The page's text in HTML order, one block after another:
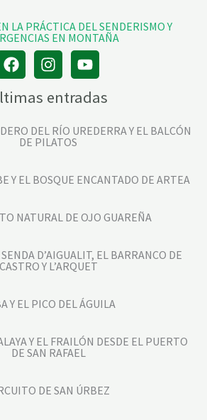
entradas
DEL RÍO UREDERRA Y EL BALCÓN
DE PILATOS
Y EL BOSQUE ENCANTADO DE ARTEA
NATURAL DE OJO GUAREÑA
D’AIGUALIT, EL BARRANCO DE
CASTRO Y L’ARQUET
Y EL PICO DEL ÁGUILA
Y EL FRAILÓN DESDE EL PUERTO
DE SAN RAFAEL
DE SAN ÚRBEZ